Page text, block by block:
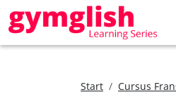
Start Cursus